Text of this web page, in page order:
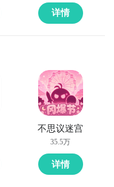
官方直播陪你玩
详情
不思议迷宫
35.5万
详情